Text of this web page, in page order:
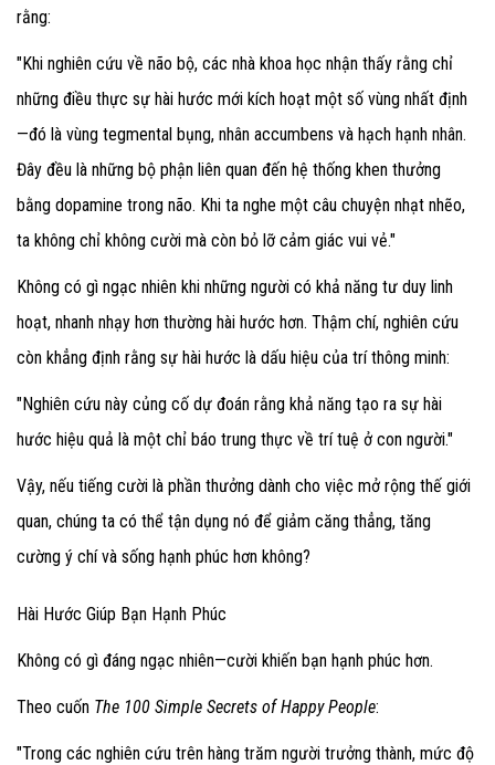
rằng:
"Khi nghiên cứu về não bộ, các nhà khoa học nhận thấy rằng chỉ
những điều thực sự hài hước mới kích hoạt một số vùng nhất định
—đó là vùng tegmental bụng, nhân accumbens và hạch hạnh nhân.
Đây đều là những bộ phận liên quan đến hệ thống khen thưởng
bằng dopamine trong não. Khi ta nghe một câu chuyện nhạt nhẽo,
ta không chỉ không cười mà còn bỏ lỡ cảm giác vui vẻ."
Không có gì ngạc nhiên khi những người có khả năng tư duy linh
hoạt, nhanh nhạy hơn thường hài hước hơn. Thậm chí, nghiên cứu
còn khẳng định rằng sự hài hước là dấu hiệu của trí thông minh:
"Nghiên cứu này củng cố dự đoán rằng khả năng tạo ra sự hài
hước hiệu quả là một chỉ báo trung thực về trí tuệ ở con người."
Vậy, nếu tiếng cười là phần thưởng dành cho việc mở rộng thế giới
quan, chúng ta có thể tận dụng nó để giảm căng thẳng, tăng
cường ý chí và sống hạnh phúc hơn không?
Hài Hước Giúp Bạn Hạnh Phúc
Không có gì đáng ngạc nhiên—cười khiến bạn hạnh phúc hơn.
Theo cuốn The 100 Simple Secrets of Happy People:
"Trong các nghiên cứu trên hàng trăm người trưởng thành, mức độ